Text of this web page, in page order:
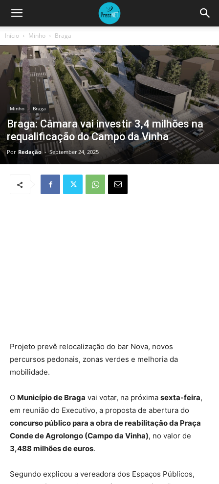
Início Minho Braga
Minho Braga
Braga: Câmara vai investir 3,4 milhões na
requalificação do Campo da Vinha
Por Redação - September 24, 2025
Projeto prevê relocalização do bar Nova, novos
percursos pedonais, zonas verdes e melhoria da
mobilidade.
O Município de Braga vai votar, na próxima sexta-feira,
em reunião do Executivo, a proposta de abertura do
concurso público para a obra de reabilitação da Praça
Conde de Agrolongo (Campo da Vinha), no valor de
3,488 milhões de euros.
Segundo explicou a vereadora dos Espaços Públicos,